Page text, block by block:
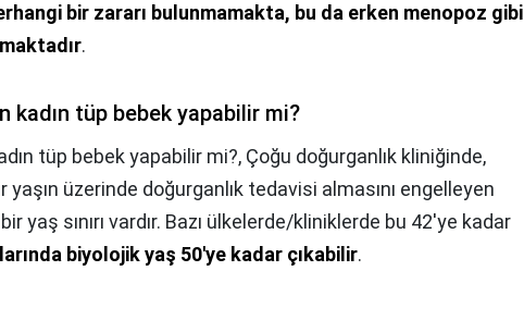
bir zararı bulunmamakta, bu da erken menopoz gibi
.
kadın tüp bebek yapabilir mi?
tüp bebek yapabilir mi?, Çoğu doğurganlık kliniğinde,
yaşın üzerinde doğurganlık tedavisi almasını engelleyen
yaş sınırı vardır. Bazı ülkelerde/kliniklerde bu 42'ye kadar
biyolojik yaş 50'ye kadar çıkabilir.